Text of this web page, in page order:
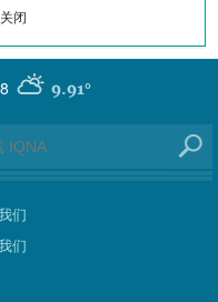
闭
9.91°
们
们